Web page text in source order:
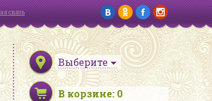
связь
Выберите
В корзине: 0